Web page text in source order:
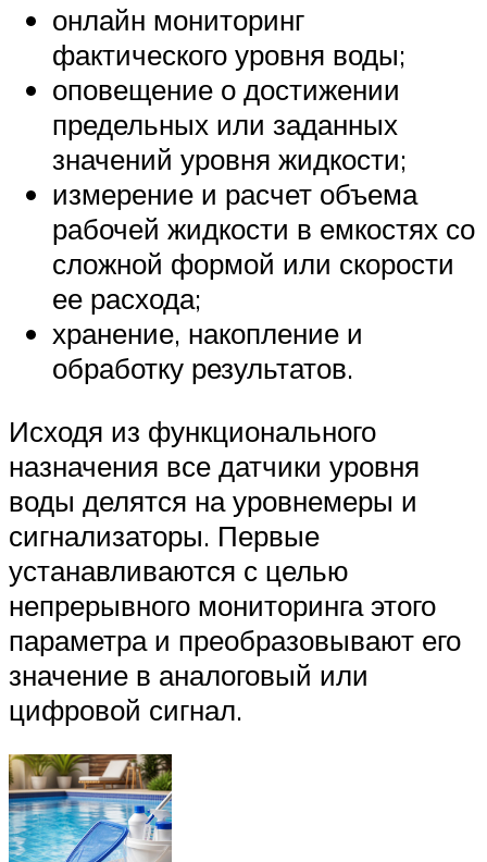
онлайн мониторинг
фактического уровня воды;
оповещение о достижении
предельных или заданных
значений уровня жидкости;
измерение и расчет объема
рабочей жидкости в емкостях со
сложной формой или скорости
ее расхода;
хранение, накопление и
обработку результатов.
Исходя из функционального
назначения все датчики уровня
воды делятся на уровнемеры и
сигнализаторы. Первые
устанавливаются с целью
непрерывного мониторинга этого
параметра и преобразовывают его
значение в аналоговый или
цифровой сигнал.